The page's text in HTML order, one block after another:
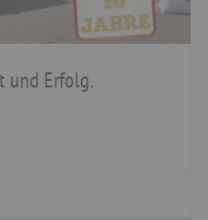
und Erfolg.